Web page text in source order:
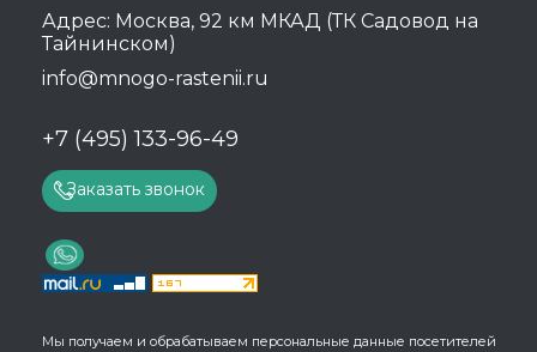
Адрес: Москва, 92 км МКАД (ТК Садовод на
Тайнинском)
info@mnogo-rastenii.ru
+7 (495) 133-96-49
Заказать звонок
Мы получаем и обрабатываем персональные данные посетителей